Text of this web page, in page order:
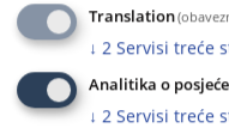
Translation
↓ 2 Servisi treće
Analitika o
↓ 2 Servisi treće